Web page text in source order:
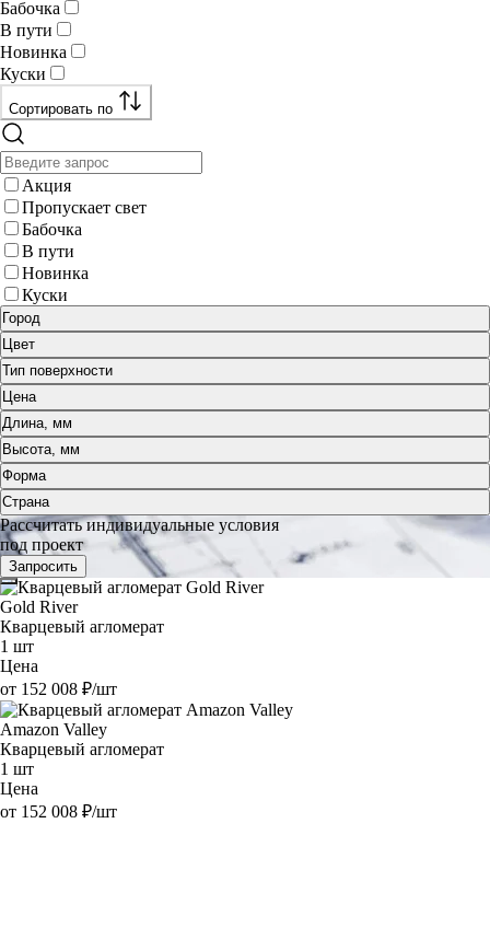
Бабочка
В пути
Новинка
Куски
Сортировать по
Акция
Пропускает свет
Бабочка
В пути
Новинка
Куски
Город
Цвет
Тип поверхности
Цена
Длина, мм
Высота, мм
Форма
Страна
Рассчитать индивидуальные условия
под проект
Запросить
Gold River
Кварцевый агломерат
1 шт
Цена
от 152 008 ₽/шт
Amazon Valley
Кварцевый агломерат
1 шт
Цена
от 152 008 ₽/шт